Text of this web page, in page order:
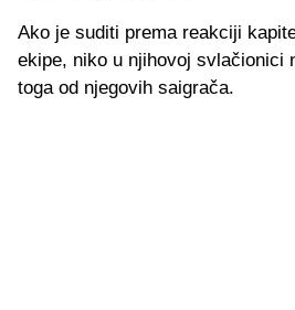
Ako je suditi prema reakciji
ekipe, niko u njihovoj svlačionici
toga od njegovih saigrača.